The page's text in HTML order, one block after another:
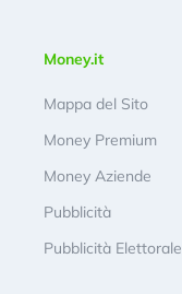
Money.it
Mappa del Sito
Money Premium
Money Aziende
Pubblicità
Pubblicità Elettorale